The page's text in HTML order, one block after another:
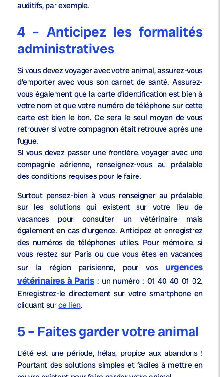
auditifs, par exemple.
4 – Anticipez les formalités
administratives
Si vous devez voyager avec votre animal, assurez-vous
d’emporter avec vous son carnet de santé. Assurez-
vous également que la carte d’identification est bien à
votre nom et que votre numéro de téléphone sur cette
carte est bien le bon. Ce sera le seul moyen de vous
retrouver si votre compagnon était retrouvé après une
fugue.
Si vous devez passer une frontière, voyager avec une
compagnie aérienne, renseignez-vous au préalable
des conditions requises pour le faire.
Surtout pensez-bien à vous renseigner au préalable
sur les solutions qui existent sur votre lieu de
vacances pour consulter un vétérinaire mais
également en cas d’urgence. Anticipez et enregistrez
des numéros de téléphones utiles. Pour mémoire, si
vous restez sur Paris ou que vous êtes en vacances
sur la région parisienne, pour vos urgences
vétérinaires à Paris: un numéro : 01 40 40 01 02.
Enregistrez-le directement sur votre smartphone en
cliquant surce lien.
5 – Faites garder votre animal
L’été est une période, hélas, propice aux abandons !
Pourtant des solutions simples et faciles à mettre en